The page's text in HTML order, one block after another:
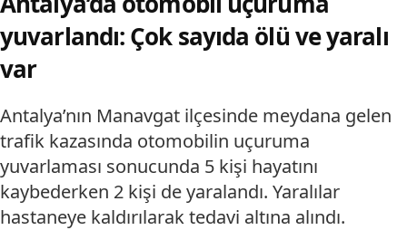
yuvarlandı: Çok sayıda ölü ve yaralı
var
Antalya’nın Manavgat ilçesinde meydana gelen
trafik kazasında otomobilin uçuruma
yuvarlaması sonucunda 5 kişi hayatını
kaybederken 2 kişi de yaralandı. Yaralılar
hastaneye kaldırılarak tedavi altına alındı.